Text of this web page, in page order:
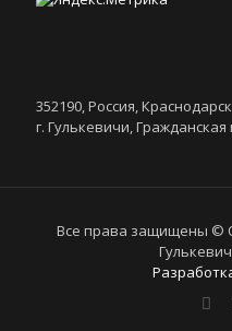
352190, Россия,
г. Гулькевичи,
Все права защищены ©